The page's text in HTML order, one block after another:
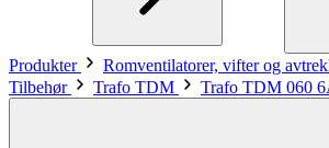
Produkter Romventilatorer, vifter og
Tilbehør
Trafo TDM Trafo TDM 060